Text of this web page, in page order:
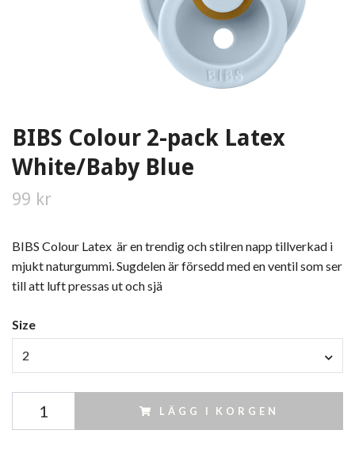
BIBS Colour 2-pack Latex
White/Baby Blue
99 kr
BIBS Colour Latex är en trendig och stilren napp tillverkad i
mjukt naturgummi. Sugdelen är försedd med en ventil som ser
till att luft pressas ut och sjä
Size
2
LÄGG I KORGEN